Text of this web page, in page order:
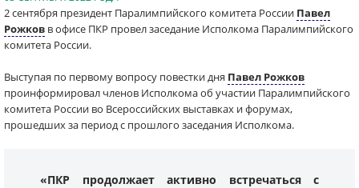
2 сентября президент Паралимпийского комитета России Павел
Рожков в офисе ПКР провел заседание Исполкома Паралимпийского
комитета России.
Выступая по первому вопросу повестки дня Павел Рожков
проинформировал членов Исполкома об участии Паралимпийского
комитета России во Всероссийских выставках и форумах,
прошедших за период с прошлого заседания Исполкома.
«ПКР продолжает активно встречаться с